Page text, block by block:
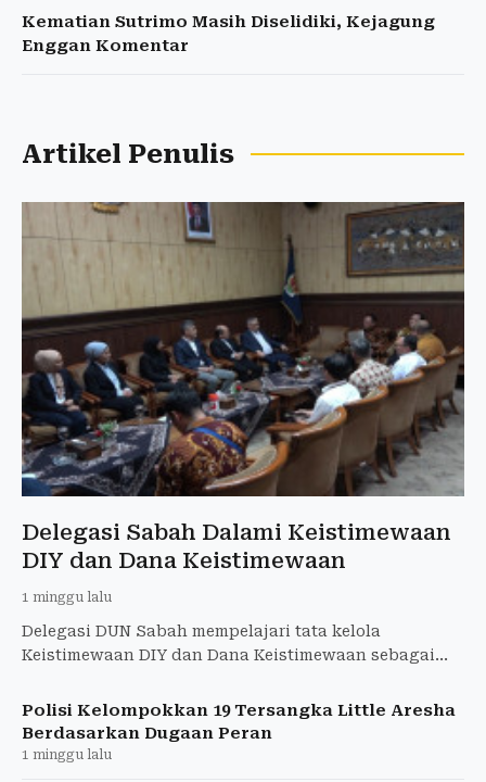
Kematian Sutrimo Masih Diselidiki, Kejagung
Enggan Komentar
Artikel Penulis
Delegasi Sabah Dalami Keistimewaan
DIY dan Dana Keistimewaan
1 minggu lalu
Delegasi DUN Sabah mempelajari tata kelola
Keistimewaan DIY dan Dana Keistimewaan sebagai
Polisi Kelompokkan 19 Tersangka Little Aresha
Berdasarkan Dugaan Peran
1 minggu lalu